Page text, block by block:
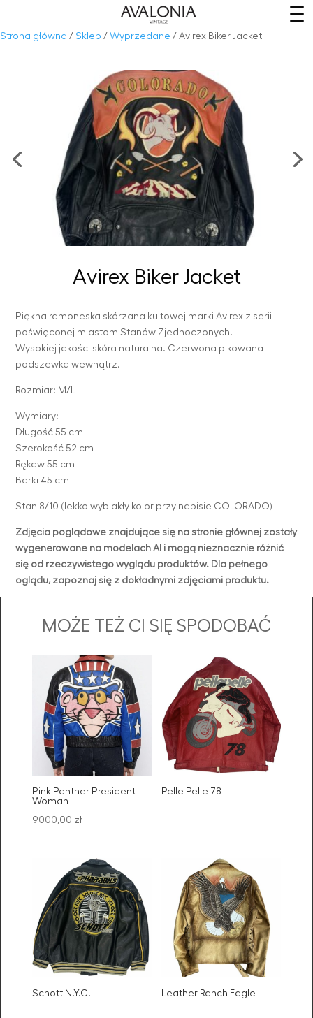
Strona główna / Sklep / Wyprzedane / Avirex Biker Jacket
Avirex Biker Jacket
Piękna ramoneska skórzana kultowej marki Avirex z serii
poświęconej miastom Stanów Zjednoczonych.
Wysokiej jakości skóra naturalna. Czerwona pikowana
podszewka wewnątrz.
Rozmiar: M/L
Wymiary:
Długość 55 cm
Szerokość 52 cm
Rękaw 55 cm
Barki 45 cm
Stan 8/10 (lekko wyblakły kolor przy napisie COLORADO)
Zdjęcia poglądowe znajdujące się na stronie głównej zostały
wygenerowane na modelach AI i mogą nieznacznie różnić
się od rzeczywistego wyglądu produktów. Dla pełnego
oglądu, zapoznaj się z dokładnymi zdjęciami produktu.
MOŻE TEŻ CI SIĘ SPODOBAĆ
Pink Panther President
Woman
9000,00 zł
Pelle Pelle 78
Schott N.Y.C. Leather Ranch Eagle